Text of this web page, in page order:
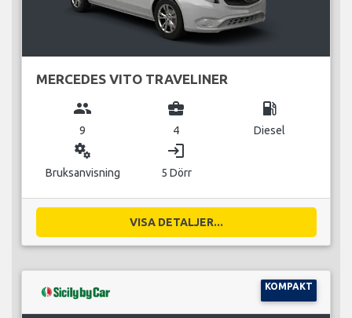
MERCEDES VITO TRAVELINER
group
9
business_center
4
local_gas_station
Diesel
miscellaneous_services
Bruksanvisning
login
5 Dörr
VISA DETALJER...
KOMPAKT